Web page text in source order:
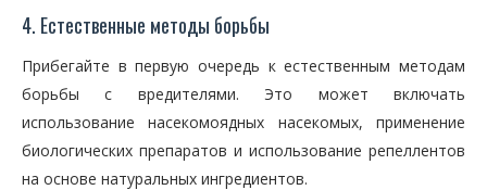
4. Естественные методы борьбы
Прибегайте в первую очередь к естественным методам
борьбы с вредителями. Это может включать
использование насекомоядных насекомых, применение
биологических препаратов и использование репеллентов
на основе натуральных ингредиентов.